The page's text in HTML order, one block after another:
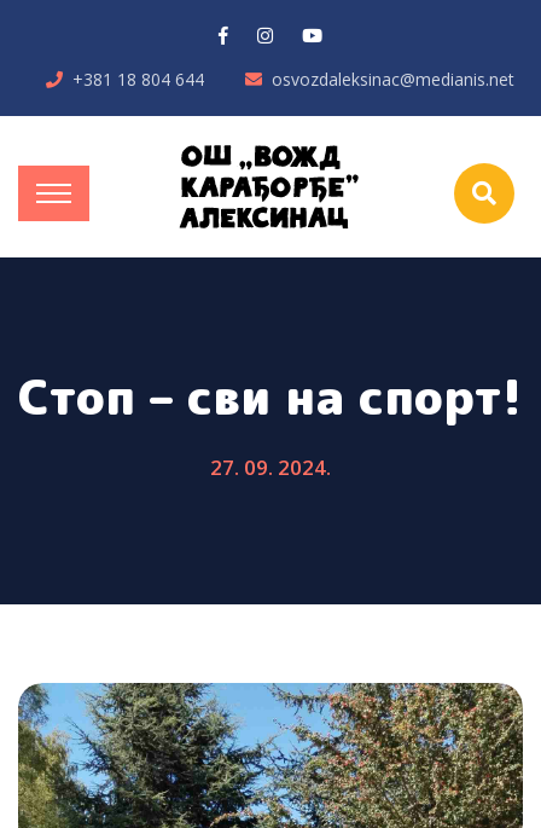
+381 18 804 644 osvozdaleksinac@medianis.net
Стоп – сви на спорт!
27. 09. 2024.